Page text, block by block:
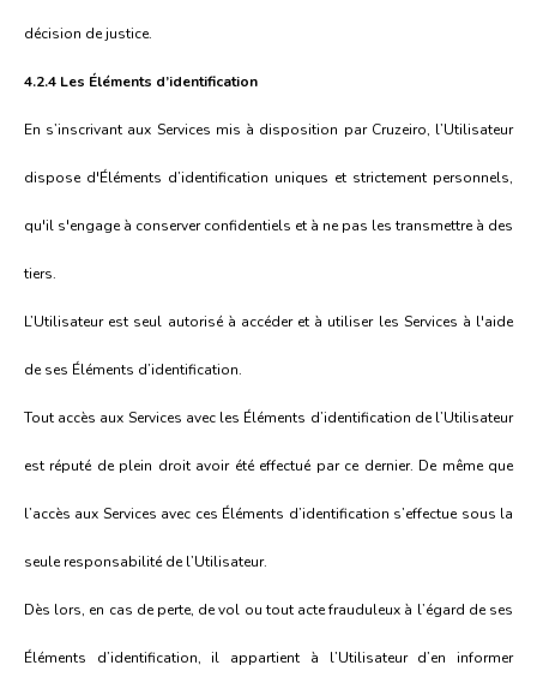
décision de justice.
4.2.4 Les Éléments d’identification
En s’inscrivant aux Services mis à disposition par Cruzeiro, l’Utilisateur
dispose d'Éléments d’identification uniques et strictement personnels,
qu'il s'engage à conserver confidentiels et à ne pas les transmettre à des
tiers.
L’Utilisateur est seul autorisé à accéder et à utiliser les Services à l'aide
de ses Éléments d’identification.
Tout accès aux Services avec les Éléments d’identification de l’Utilisateur
est réputé de plein droit avoir été effectué par ce dernier. De même que
l’accès aux Services avec ces Éléments d’identification s’effectue sous la
seule responsabilité de l’Utilisateur.
Dès lors, en cas de perte, de vol ou tout acte frauduleux à l’égard de ses
Éléments d’identification, il appartient à l’Utilisateur d’en informer